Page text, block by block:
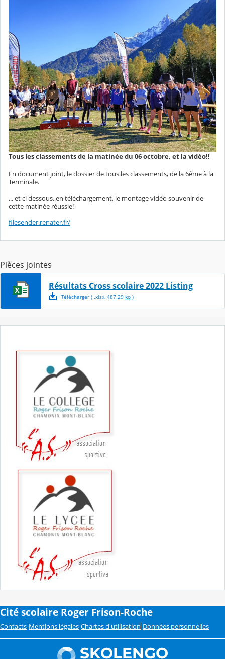
Tous les classements de la matinée du 06 octobre, et la vidéo!!
En document joint, le dossier de tous les classements, de la 6ème à la
Terminale.
... et ci dessous, en téléchargement, le montage vidéo souvenir de
cette matinée réussie!
filesender.renater.fr/
Pièces jointes
Résultats Cross scolaire 2022 Listing
Télécharger( .xlsx, 487.29 ko)
Cité scolaire Roger Frison-Roche
Contacts Mentions légales Chartes d'utilisation Données personnelles